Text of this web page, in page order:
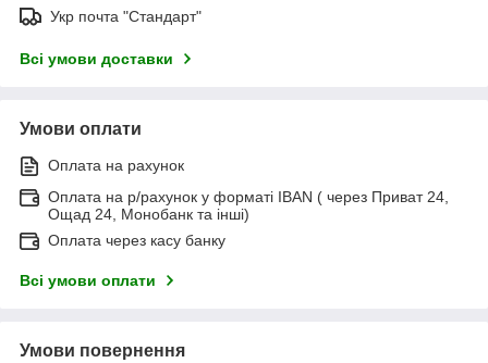
Укр почта "Стандарт"
Всі умови доставки
Умови оплати
Оплата на рахунок
Оплата на р/рахунок у форматі IBAN ( через Приват 24,
Ощад 24, Монобанк та інші)
Оплата через касу банку
Всі умови оплати
Умови повернення